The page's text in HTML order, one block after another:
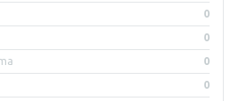
0
0
0
0